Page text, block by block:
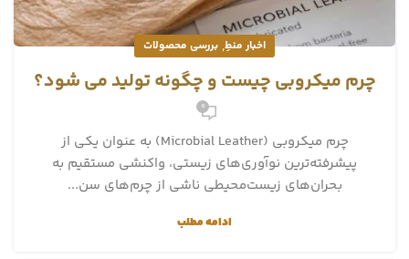
اخبار منطِ, بررسی محصولات
چرم میکروبی چیست و چگونه تولید می شود؟
0
چرم میکروبی (Microbial Leather) به عنوان یکی از
پیشرفته‌ترین نوآوری‌های زیستی، واکنشی مستقیم به
بحران‌های زیست‌محیطی ناشی از چرم‌های سن...
ادامه مطلب